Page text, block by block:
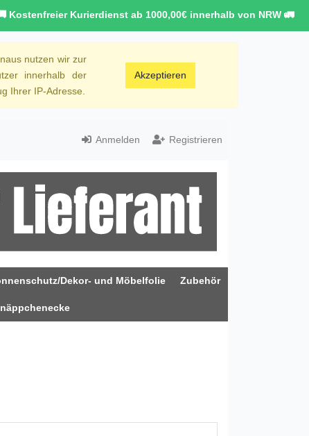
Kostenfreier Kurierdienst ab 1000,00€ innerhalb von NRW 🚛
nutzen wir zur
innerhalb der
Ihrer IP-Adresse.
Akzeptieren
Anmelden Registrieren
Dekor- und Möbelfolie Zubehör